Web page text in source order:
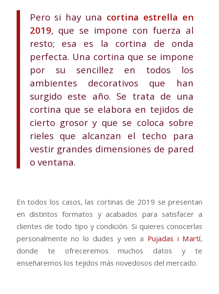
Pero si hay una cortina estrella en
2019, que se impone con fuerza al
resto; esa es la cortina de onda
perfecta. Una cortina que se impone
por su sencillez en todos los
ambientes decorativos que han
surgido este año. Se trata de una
cortina que se elabora en tejidos de
cierto grosor y que se coloca sobre
rieles que alcanzan el techo para
vestir grandes dimensiones de pared
o ventana.
En todos los casos, las cortinas de 2019 se presentan
en distintos formatos y acabados para satisfacer a
clientes de todo tipo y condición. Si quieres conocerlas
personalmente no lo dudes y ven a Pujadas i Martí,
donde te ofreceremos muchos datos y te
enseñaremos los tejidos más novedosos del mercado.